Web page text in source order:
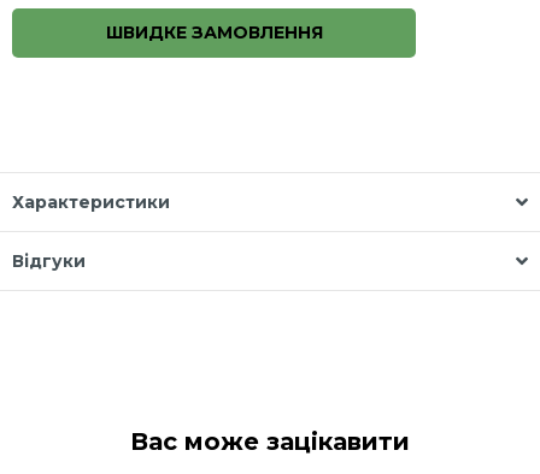
ШВИДКЕ ЗАМОВЛЕННЯ
Характеристики
Відгуки
Вас може зацікавити